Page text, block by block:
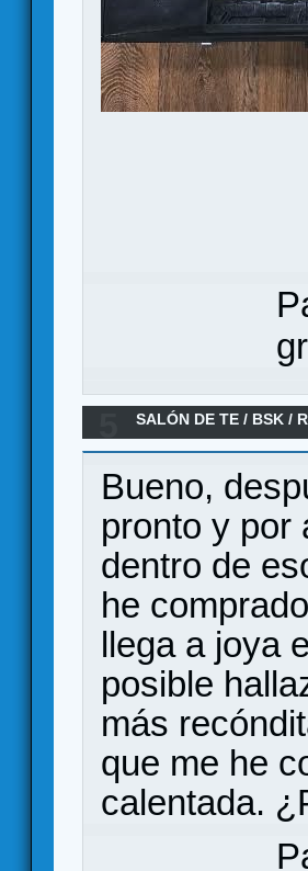
SALÓN DE TE / BSK /
Bueno,
pronto y por
dentro de
he
llega a joya
posible
más
que me he
calentada.